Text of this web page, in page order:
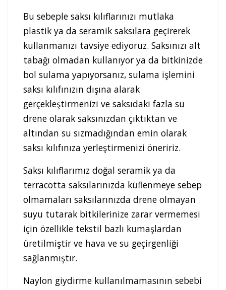
Bu sebeple saksı kılıflarınızı mutlaka
plastik ya da seramik saksılara geçirerek
kullanmanızı tavsiye ediyoruz. Saksınızı alt
tabağı olmadan kullanıyor ya da bitkinizde
bol sulama yapıyorsanız, sulama işlemini
saksı kılıfınızın dışına alarak
gerçekleştirmenizi ve saksıdaki fazla su
drene olarak saksınızdan çıktıktan ve
altından su sızmadığından emin olarak
saksı kılıfınıza yerleştirmenizi öneririz.
Saksı kılıflarımız doğal seramik ya da
terracotta saksılarınızda küflenmeye sebep
olmamaları saksılarınızda drene olmayan
suyu tutarak bitkilerinize zarar vermemesi
için özellikle tekstil bazlı kumaşlardan
üretilmiştir ve hava ve su geçirgenliği
sağlanmıştır.
Naylon giydirme kullanılmamasının sebebi